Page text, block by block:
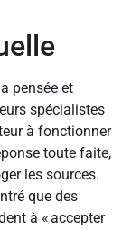
pensée et
spécialistes
à fonctionner
toute faite,
les sources.
que des
à « accepter